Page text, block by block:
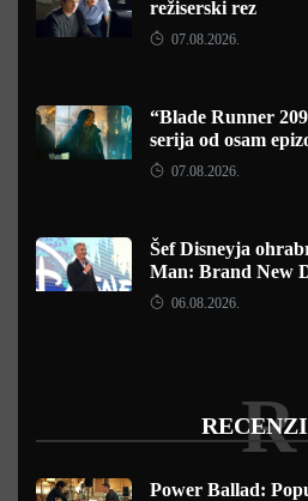
režiserski rez
07.08.2026.
“Blade Runner
serija od osam
07.08.2026.
Šef Disneyja
Man: Brand New
06.08.2026.
R
Power Ballad: